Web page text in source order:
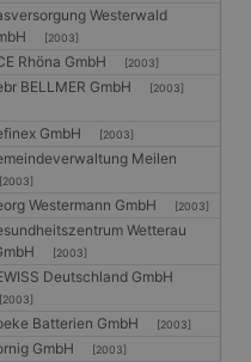
Westerwald
[2003]
Rhöna GmbH [2003]
BELLMER GmbH [2003]
GmbH [2003]
Meilen
Westermann GmbH [2003]
Wetterau
[2003]
Deutschland GmbH
Batterien GmbH [2003]
GmbH [2003]